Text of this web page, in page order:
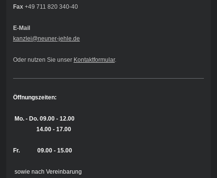
Fax+49 711 820 340-40
E-Mail
kanzlei@neuner-jehle .de
Oder nutzen Sie unser Kontaktformular.
Öffnungszeiten:
Mo. - Do. 09.00 - 12.00
14.00 - 17.00
Fr. 09.00 - 15.00
sowie nach Vereinbarung